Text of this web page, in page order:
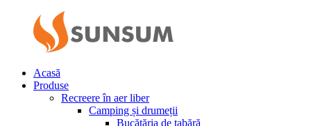
Acasă
Produse
Recreere în aer liber
Camping și drumeții
Bucătăria de tabără